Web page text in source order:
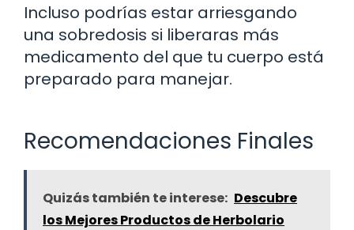
Incluso podrías estar arriesgando
una sobredosis si liberaras más
medicamento del que tu cuerpo está
preparado para manejar.
Recomendaciones Finales
Quizás también te interese: Descubre
los Mejores Productos de Herbolario